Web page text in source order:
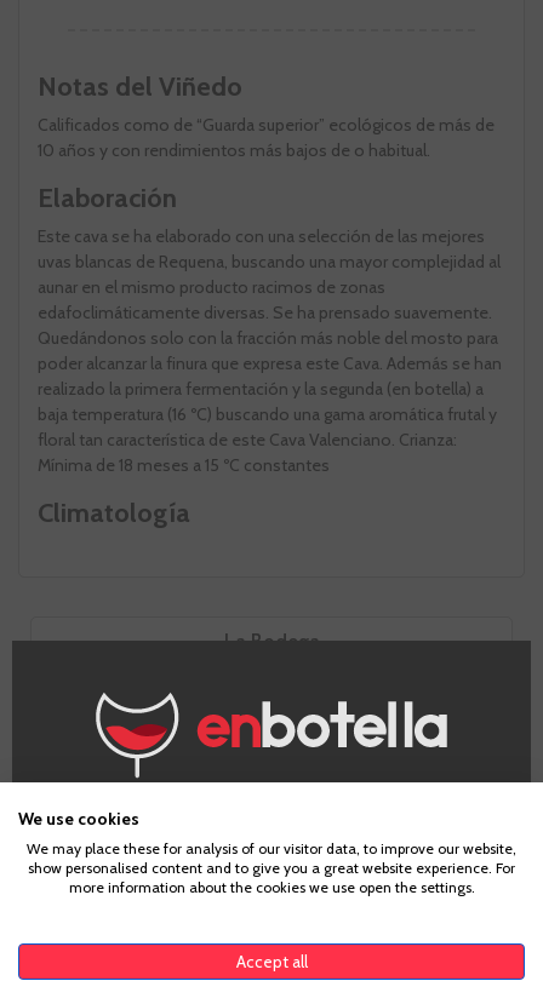
La Bodega
Notas del Viñedo
Calificados como de “Guarda superior” ecológicos de más de
10 años y con rendimientos más bajos de o habitual.
Elaboración
Este cava se ha elaborado con una selección de las mejores
uvas blancas de Requena, buscando una mayor complejidad al
aunar en el mismo producto racimos de zonas
edafoclimáticamente diversas. Se ha prensado suavemente.
Quedándonos solo con la fracción más noble del mosto para
poder alcanzar la finura que expresa este Cava. Además se han
realizado la primera fermentación y la segunda (en botella) a
baja temperatura (16 ºC) buscando una gama aromática frutal y
floral tan característica de este Cava Valenciano. Crianza:
Mínima de 18 meses a 15 ºC constantes
Climatología
¿Eres mayor de edad?
Para acceder a enbotella, debes tener la edad legal de
tu país de residencia, lo cual es suficiente para
aplicable. Confirma si tienes más de18años
We use cookies
We may place these for analysis of our visitor data, to improve our website,
show personalised content and to give you a great website experience. For
more information about the cookies we use open the settings.
Accept all